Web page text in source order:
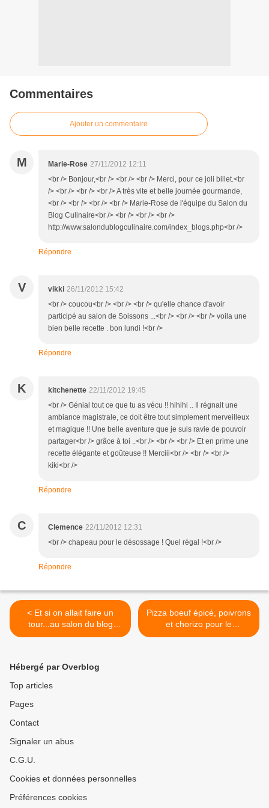
Commentaires
Ajouter un commentaire
M Marie-Rose 27/11/2012 12:11
<br /> Bonjour,<br /> <br /> <br /> Merci, pour ce joli billet.<br
/> <br /> <br /> <br /> A très vite et belle journée gourmande,
<br /> <br /> <br /> <br /> Marie-Rose de l'équipe du Salon du
Blog Culinaire<br /> <br /> <br /> <br />
http://www.salondublogculinaire.com/index_blogs.php<br />
Répondre
V vikki 26/11/2012 15:42
<br /> coucou<br /> <br /> <br /> qu'elle chance d'avoir
participé au salon de Soissons ...<br /> <br /> <br /> voila une
bien belle recette . bon lundi !<br />
Répondre
K kitchenette 22/11/2012 19:45
<br /> Génial tout ce que tu as vécu !! hihihi .. Il régnait une
ambiance magistrale, ce doit être tout simplement merveilleux
et magique !! Une belle aventure que je suis ravie de pouvoir
partager<br /> grâce à toi ..<br /> <br /> <br /> Et en prime une
recette élégante et goûteuse !! Merciii<br /> <br /> <br />
kiki<br />
Répondre
C Clemence 22/11/2012 12:31
<br /> chapeau pour le désossage ! Quel régal !<br />
Répondre
< Et si on allait faire un
tour...au salon du blog
culinaire de Soissons!
Pizza boeuf épicé, poivrons
et chorizo pour le
culinoversion de novembre
Hébergé par Overblog
Top articles
Pages
Contact
Signaler un abus
C.G.U.
Cookies et données personnelles
Préférences cookies